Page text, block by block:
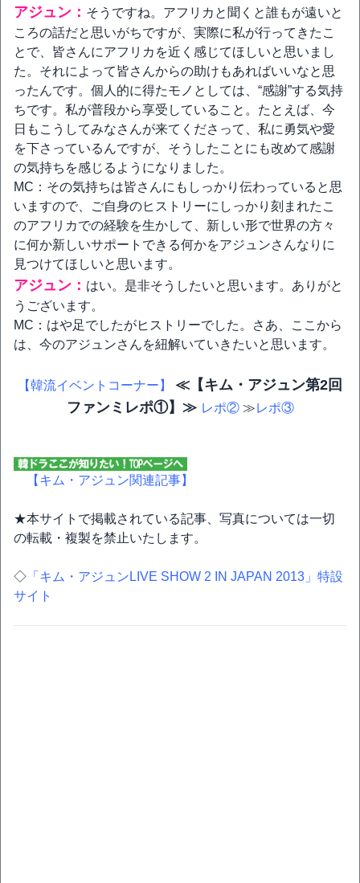
アジュン： そうですね。アフリカと聞くと誰もが遠いと
ころの話だと思いがちですが、実際に私が行ってきたこ
とで、皆さんにアフリカを近く感じてほしいと思いまし
た。それによって皆さんからの助けもあればいいなと思
ったんです。個人的に得たモノとしては、“感謝”する気持
ちです。私が普段から享受していること。たとえば、今
日もこうしてみなさんが来てくださって、私に勇気や愛
を下さっているんですが、そうしたことにも改めて感謝
の気持ちを感じるようになりました。
MC：その気持ちは皆さんにもしっかり伝わっていると思
いますので、ご自身のヒストリーにしっかり刻まれたこ
のアフリカでの経験を生かして、新しい形で世界の方々
に何か新しいサポートできる何かをアジュンさんなりに
見つけてほしいと思います。
アジュン： はい。是非そうしたいと思います。ありがと
うございます。
MC：はや足でしたがヒストリーでした。さあ、ここから
は、今のアジュンさんを紐解いていきたいと思います。
【韓流イベントコーナー】
≪【キム・アジュン第2回
ファンミレポ①】≫ レポ②≫レポ③
【キム・アジュン関連記事】
★本サイトで掲載されている記事、写真については一切
の転載・複製を禁止いたします。
◇ 「キム・アジュンLIVE SHOW 2 IN JAPAN 2013」特設
サイト